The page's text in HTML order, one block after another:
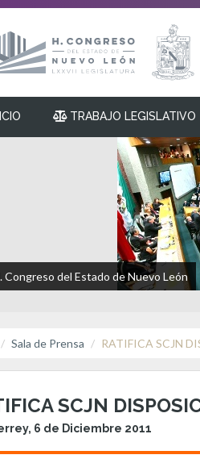
TRABAJO LEGISLATIVO
Congreso del Estado de Nuevo León
Sala de Prensa RATIFICA SCJN
SCJN
6 de Diciembre 2011